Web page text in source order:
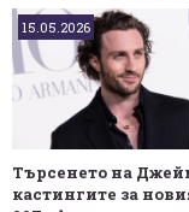
15.05.2026
Търсенето на
кастингите за